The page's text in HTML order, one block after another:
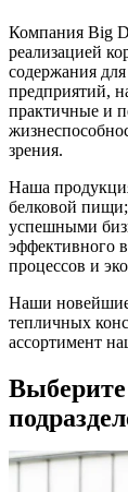
Компания Big
реализацией
содержания
предприятий,
практичные и
зрения.
Наша
белковой
успешными
эффективного
процессов и
Наши новейшие
тепличных
ассортимент